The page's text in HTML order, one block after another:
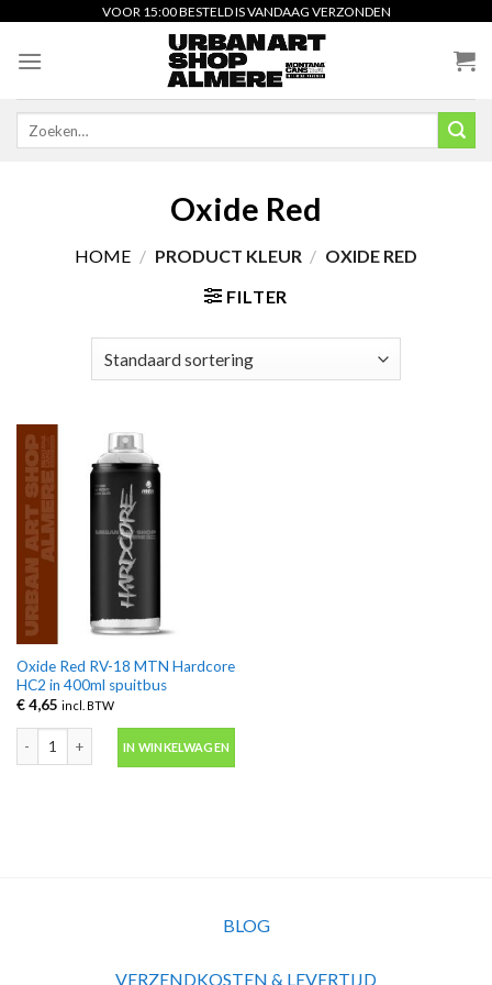
content
VOOR 15:00 BESTELD IS VANDAAG VERZONDEN
Oxide Red
HOME / PRODUCT KLEUR / OXIDE RED
FILTER
Oxide Red RV-18 MTN Hardcore
HC2 in 400ml spuitbus
€4,65 incl. BTW
Oxide Red RV-18 MTN Hardcore HC2 in 400ml spuitbus aantal
IN WINKELWAGEN
BLOG
VERZENDKOSTEN & LEVERTIJD